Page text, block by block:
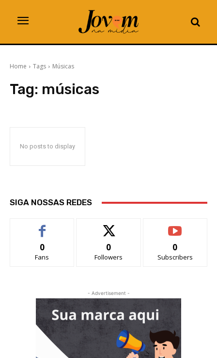
Home Tags Músicas
Tag: músicas
No posts to display
SIGA NOSSAS REDES
0
Fans
0
Followers
0
Subscribers
- Advertisement -